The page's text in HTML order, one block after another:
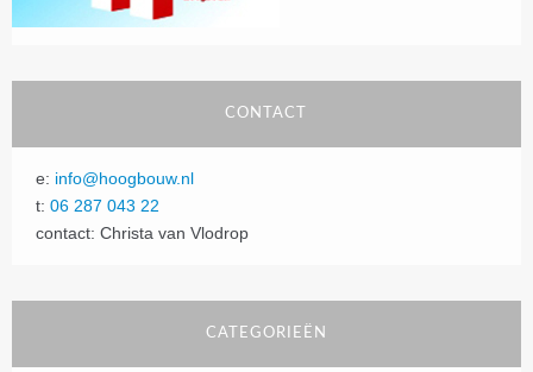
CONTACT
e: info@hoogbouw.nl
t: 06 287 043 22
contact: Christa van Vlodrop
CATEGORIEËN